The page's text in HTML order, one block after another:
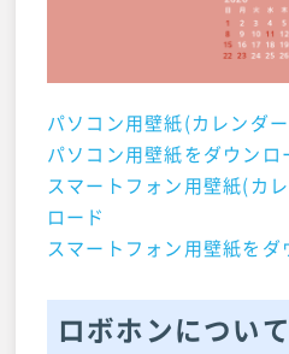
パソコン用壁紙(カレンダ
パソコン用壁紙をダウンロ
スマートフォン用壁紙(カ
ロード
スマートフォン用壁紙をダ
ロボホンについて